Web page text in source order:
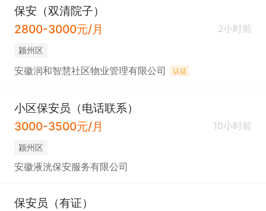
保安（双清院子）
2800-3000元/月
2小时前
颍州区
安徽润和智慧社区物业管理有限公司 认证
小区保安员（电话联系）
3000-3500元/月
10小时前
颍州区
安徽液洸保安服务有限公司
保安员（有证）